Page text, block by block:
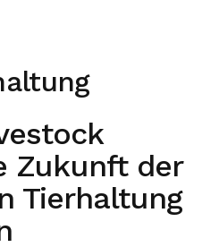
Zukunft der
Tierhaltung